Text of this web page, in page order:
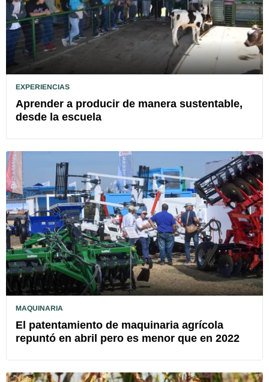
EXPERIENCIAS
Aprender a producir de manera sustentable,
desde la escuela
MAQUINARIA
El patentamiento de maquinaria agrícola
repuntó en abril pero es menor que en 2022